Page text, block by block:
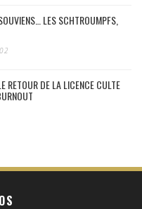
LES SCHTROUMPFS,
RETOUR DE LA LICENCE CULTE